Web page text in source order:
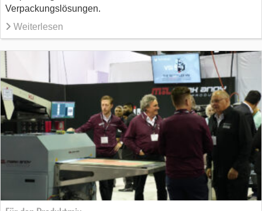
Verpackungslösungen.
Weiterlesen